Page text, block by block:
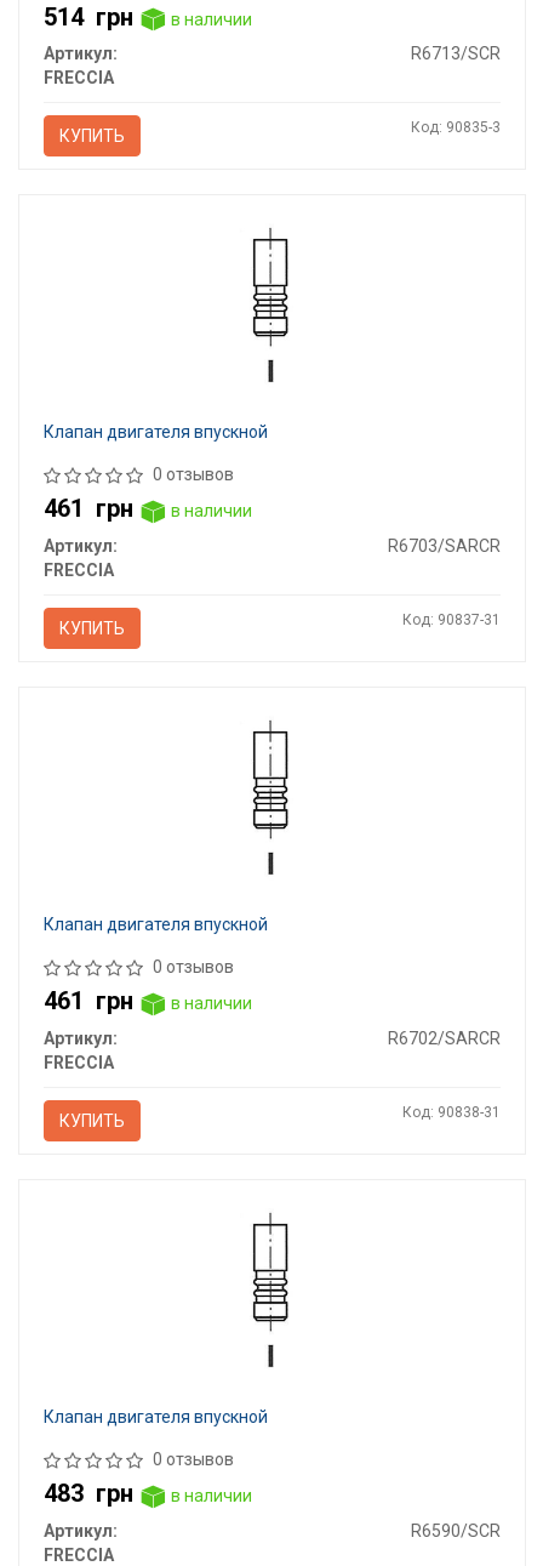
514 грн
в наличии
Артикул:
R6713/SCR
FRECCIA
КУПИТЬ Код: 90835-3
Клапан двигателя впускной
0 отзывов
461 грн
в наличии
Артикул:
R6703/SARCR
FRECCIA
КУПИТЬ Код: 90837-31
Клапан двигателя впускной
0 отзывов
461 грн
в наличии
Артикул:
R6702/SARCR
FRECCIA
КУПИТЬ Код: 90838-31
Клапан двигателя впускной
0 отзывов
483 грн
в наличии
Артикул:
R6590/SCR
FRECCIA